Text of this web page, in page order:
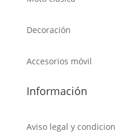
Decoración
Accesorios móvil
Información
Aviso legal y